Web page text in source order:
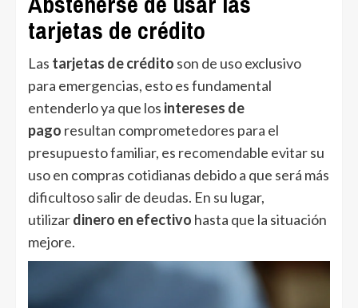
tarjetas de crédito
Las tarjetas de crédito son de uso exclusivo
para emergencias, esto es fundamental
entenderlo ya que los intereses de
pago resultan comprometedores para el
presupuesto familiar, es recomendable evitar su
uso en compras cotidianas debido a que será más
dificultoso salir de deudas. En su lugar,
utilizardinero en efectivo hasta que la situación
mejore.